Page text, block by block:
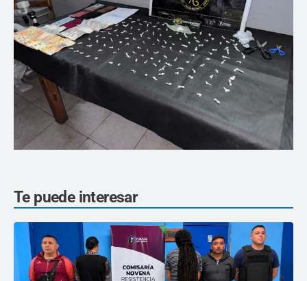
Te puede interesar